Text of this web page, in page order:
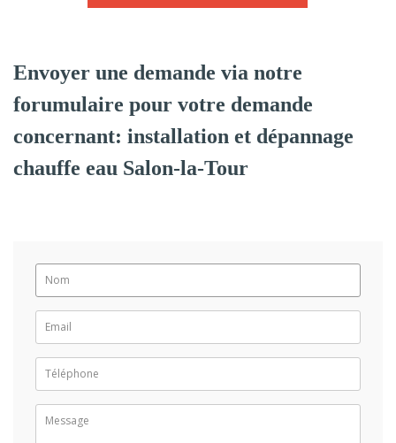
Envoyer une demande via notre
forumulaire pour votre demande
concernant: installation et dépannage
chauffe eau Salon-la-Tour